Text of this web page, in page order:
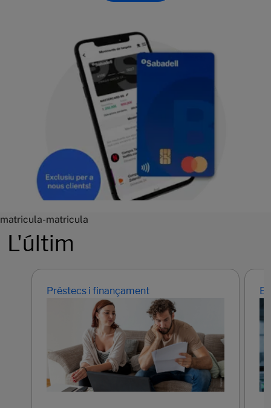
matricula-matricula
L'últim
Préstecs i finançament